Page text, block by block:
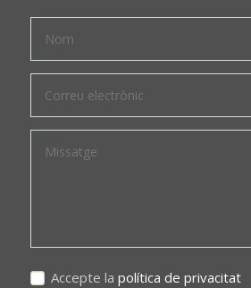
Accepte la política de privacitat